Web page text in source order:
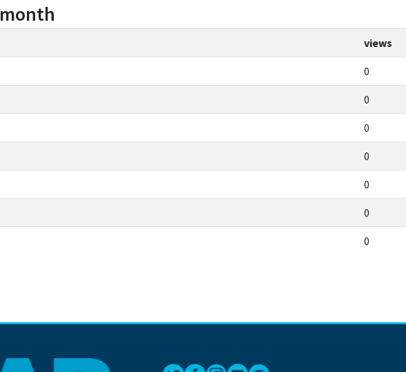
views
0
0
0
0
0
0
0